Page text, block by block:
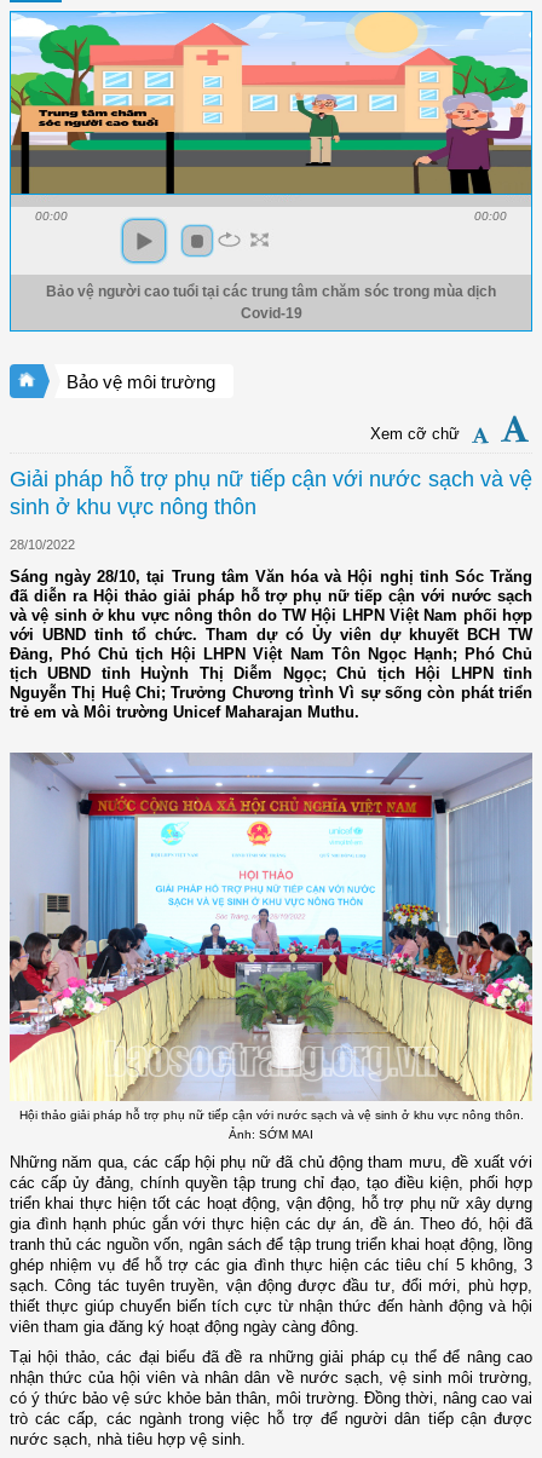
00:00 00:00
Bảo vệ người cao tuổi tại các trung tâm chăm sóc trong mùa dịch
Covid-19
Bảo vệ môi trường
Xem cỡ chữ
Giải pháp hỗ trợ phụ nữ tiếp cận với nước sạch và vệ
sinh ở khu vực nông thôn
28/10/2022
Sáng ngày 28/10, tại Trung tâm Văn hóa và Hội nghị tỉnh Sóc Trăng
đã diễn ra Hội thảo giải pháp hỗ trợ phụ nữ tiếp cận với nước sạch
và vệ sinh ở khu vực nông thôn do TW Hội LHPN Việt Nam phối hợp
với UBND tỉnh tổ chức. Tham dự có Ủy viên dự khuyết BCH TW
Đảng, Phó Chủ tịch Hội LHPN Việt Nam Tôn Ngọc Hạnh; Phó Chủ
tịch UBND tỉnh Huỳnh Thị Diễm Ngọc; Chủ tịch Hội LHPN tỉnh
Nguyễn Thị Huệ Chi; Trưởng Chương trình Vì sự sống còn phát triển
trẻ em và Môi trường Unicef Maharajan Muthu.
Hội thảo giải pháp hỗ trợ phụ nữ tiếp cận với nước sạch và vệ sinh ở khu vực nông thôn.
Ảnh: SỚM MAI
Những năm qua, các cấp hội phụ nữ đã chủ động tham mưu, đề xuất với
các cấp ủy đảng, chính quyền tập trung chỉ đạo, tạo điều kiện, phối hợp
triển khai thực hiện tốt các hoạt động, vận động, hỗ trợ phụ nữ xây dựng
gia đình hạnh phúc gắn với thực hiện các dự án, đề án. Theo đó, hội đã
tranh thủ các nguồn vốn, ngân sách để tập trung triển khai hoạt động, lồng
ghép nhiệm vụ để hỗ trợ các gia đình thực hiện các tiêu chí 5 không, 3
sạch. Công tác tuyên truyền, vận động được đầu tư, đổi mới, phù hợp,
thiết thực giúp chuyển biến tích cực từ nhận thức đến hành động và hội
viên tham gia đăng ký hoạt động ngày càng đông.
Tại hội thảo, các đại biểu đã đề ra những giải pháp cụ thể để nâng cao
nhận thức của hội viên và nhân dân về nước sạch, vệ sinh môi trường,
có ý thức bảo vệ sức khỏe bản thân, môi trường. Đồng thời, nâng cao vai
trò các cấp, các ngành trong việc hỗ trợ để người dân tiếp cận được
nước sạch, nhà tiêu hợp vệ sinh.